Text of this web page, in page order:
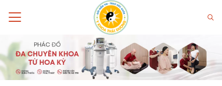
qua
dung